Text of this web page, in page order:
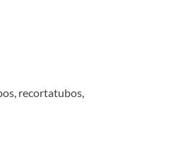
recortatubos,